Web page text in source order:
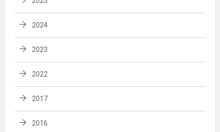
2024
2023
2022
2017
2016